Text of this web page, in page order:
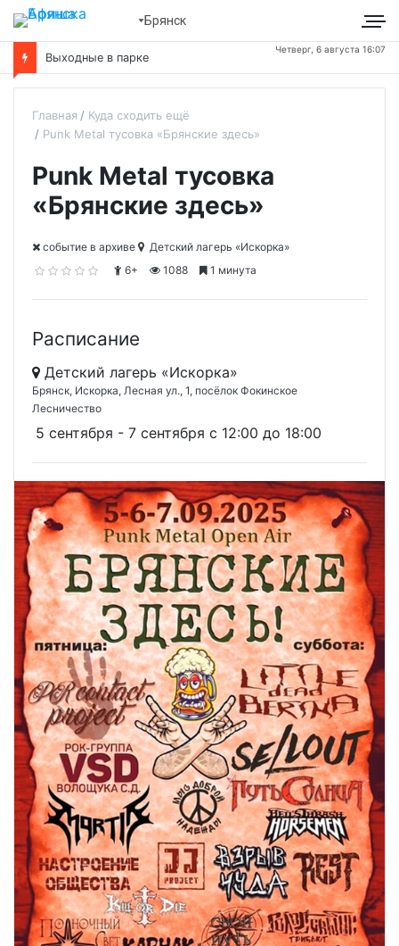
Брянск
Выходные в парке
Четверг, 6 августа 16:07
Главная
Куда сходить ещё
Punk Metal тусовка «Брянские здесь»
Punk Metal тусовка
«Брянские здесь»
cобытие в архиве
Детский лагерь «Искорка»
6+
1088 1 минута
Расписание
Детский лагерь «Искорка»
Брянск, Искорка, Лесная ул., 1, посёлок Фокинское
Лесничество
5 сентября - 7 сентября c 12:00 до 18:00